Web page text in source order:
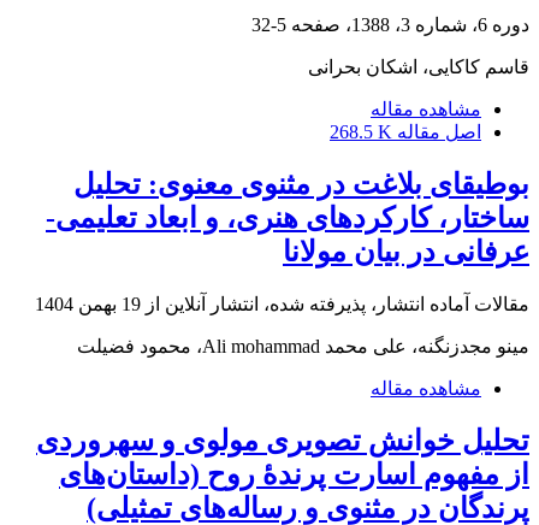
دوره 6، شماره 3، 1388، صفحه 5-32
قاسم کاکایی، اشکان بحرانی
مشاهده مقاله
اصل مقاله 268.5 K
بوطیقای بلاغت در مثنوی معنوی: تحلیل
ساختار، کارکردهای هنری، و ابعاد تعلیمی-
عرفانی در بیان مولانا
مقالات آماده انتشار، پذیرفته شده، انتشار آنلاین از 19 بهمن 1404
مینو مجدزنگنه، علی محمد Ali mohammad، محمود فضیلت‌
مشاهده مقاله
تحلیل خوانش تصویری مولوی و سهروردی
از مفهوم اسارت پرندۀ روح (داستان‌های
پرندگان در مثنوی و رساله‌های تمثیلی)